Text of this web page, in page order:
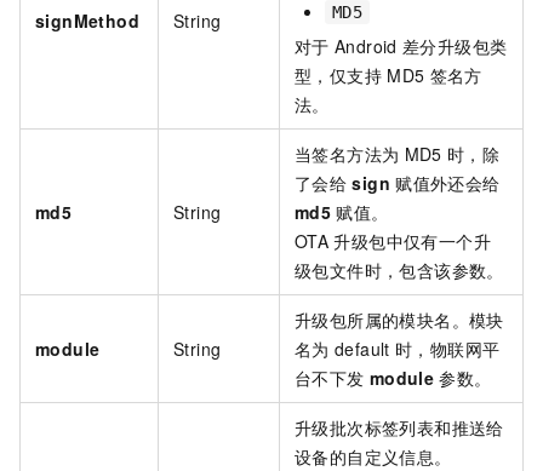
signMethod String
MD5
对于 Android 差分升级包类
型，仅支持 MD5 签名方
法。
md5 String
当签名方法为 MD5 时，除
了会给 sign 赋值外还会给
md5 赋值。
OTA 升级包中仅有一个升
级包文件时，包含该参数。
module String
升级包所属的模块名。模块
名为 default 时，物联网平
台不下发 module 参数。
升级批次标签列表和推送给
设备的自定义信息。